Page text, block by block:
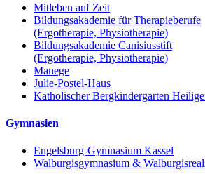
Mitleben auf Zeit
Bildungsakademie für Therapieberufe
(Ergotherapie, Physiotherapie)
Bildungsakademie Canisiusstift
(Ergotherapie, Physiotherapie)
Manege
Julie-Postel-Haus
Katholischer Bergkindergarten
Gymnasien
Engelsburg-Gymnasium Kassel
Walburgisgymnasium &